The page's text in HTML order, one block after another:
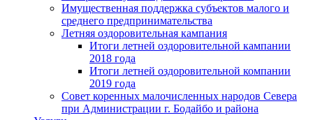
Имущественная поддержка субъектов малого и
среднего предпринимательства
Летняя оздоровительная кампания
Итоги летней оздоровительной кампании
2018 года
Итоги летней оздоровительной компании
2019 года
Совет коренных малочисленных народов Севера
при Администрации г. Бодайбо и района